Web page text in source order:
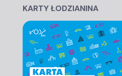
KARTY ŁODZIANINA